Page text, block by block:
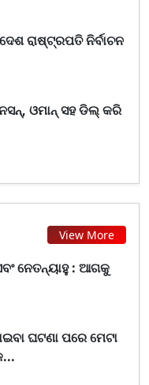
ରାଷ୍ଟ୍ରପତି ନିର୍ବାଚନ
ଓମାନ୍ ସହ ଡିଲ୍ କରି
View More
ନେତନ୍ୟାହୁ : ଆଗକୁ
ଘଟଣା ପରେ ମେଟା